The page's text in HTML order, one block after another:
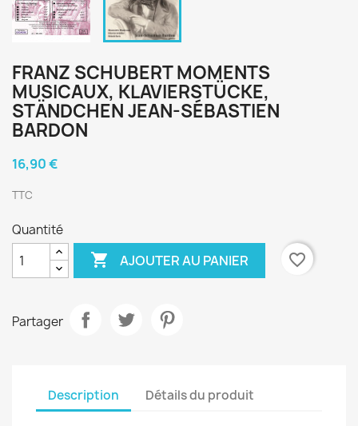
FRANZ SCHUBERT MOMENTS
MUSICAUX, KLAVIERSTÜCKE,
STÄNDCHEN JEAN-SÉBASTIEN
BARDON
16,90 €
TTC
Quantité
 AJOUTER AU PANIER favorite_border
Partager
Description Détails du produit